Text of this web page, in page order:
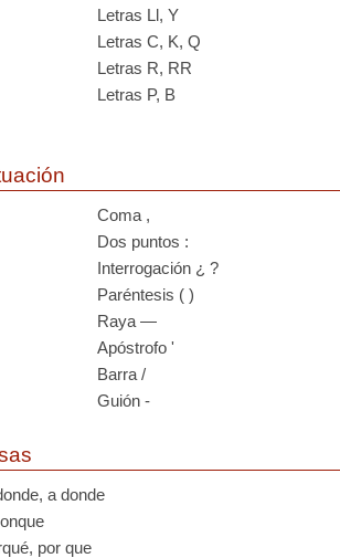
Letras Ll, Y
Letras C, K, Q
Letras R, RR
Letras P, B
Coma ,
Dos puntos :
Interrogación ¿ ?
Paréntesis ( )
Raya —
Apóstrofo '
Barra /
Guión -
a donde
por que